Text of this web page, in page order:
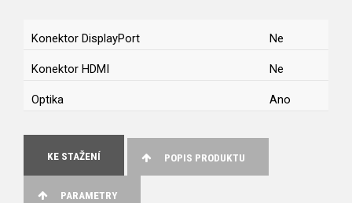
Konektor DisplayPort Ne
Konektor HDMI Ne
Optika Ano
KE STAŽENÍ POPIS PRODUKTU
PARAMETRY